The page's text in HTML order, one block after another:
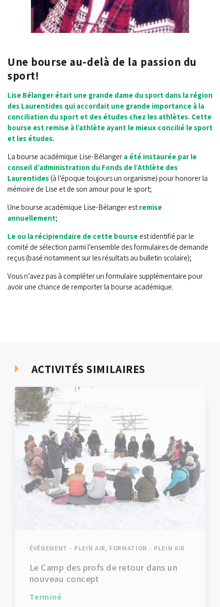
Une bourse au-delà de la passion du
sport!
Lise Bélanger était une grande dame du sport dans la région
des Laurentides qui accordait une grande importance à la
conciliation du sport et des études chez les athlètes. Cette
bourse est remise à l’athlète ayant le mieux concilié le sport
et les études.
La bourse académique Lise-Bélanger a été instaurée par le
conseil d’administration du Fonds de l’Athlète des
Laurentides(à l’époque toujours un organisme) pour honorer la
mémoire de Lise et de son amour pour le sport;
Une bourse académique Lise-Bélanger est remise
annuellement;
Le ou la récipiendaire de cette bourse est identifié par le
comité de sélection parmi l’ensemble des formulaires de demande
reçus (basé notamment sur les résultats au bulletin scolaire);
Vous n’avez pas à compléter un formulaire supplémentaire pour
avoir une chance de remporter la bourse académique.
ACTIVITÉS SIMILAIRES
ÉVÉNEMENT - PLEIN AIR, FORMATION - PLEIN AIR
Le Camp des profs de retour dans un
nouveau concept
Terminé